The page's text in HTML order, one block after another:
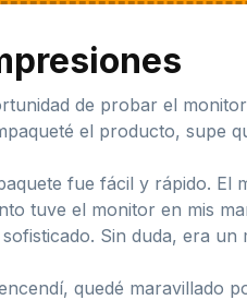
de probar el
el producto, supe
fue fácil y rápido. El
tuve el monitor en mis
Sin duda, era un
quedé maravillado